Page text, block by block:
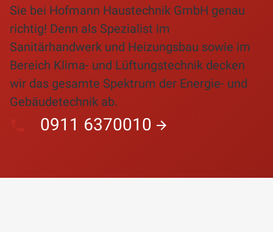
Sie bei Hofmann Haustechnik GmbH genau
richtig! Denn als Spezialist im
Sanitärhandwerk und Heizungsbau sowie im
Bereich Klima- und Lüftungstechnik decken
wir das gesamte Spektrum der Energie- und
Gebäudetechnik ab.
0911 6370010